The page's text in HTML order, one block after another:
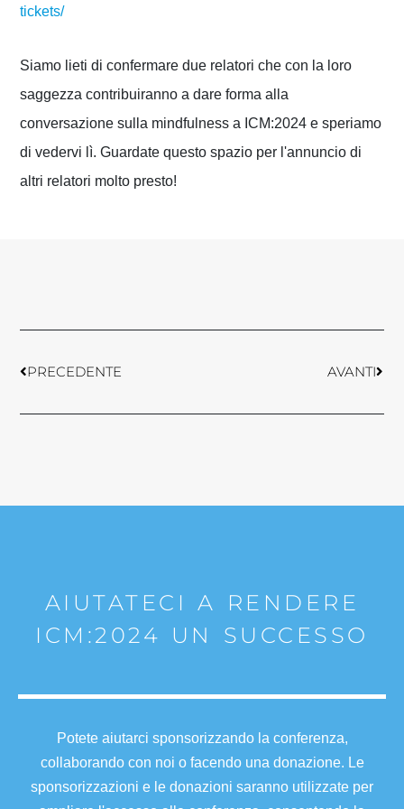
tickets/
Siamo lieti di confermare due relatori che con la loro
saggezza contribuiranno a dare forma alla
conversazione sulla mindfulness a ICM:2024 e speriamo
di vedervi lì. Guardate questo spazio per l'annuncio di
altri relatori molto presto!
PRECEDENTE AVANTI
AIUTATECI A RENDERE
ICM:2024 UN SUCCESSO
Potete aiutarci sponsorizzando la conferenza,
collaborando con noi o facendo una donazione. Le
sponsorizzazioni e le donazioni saranno utilizzate per